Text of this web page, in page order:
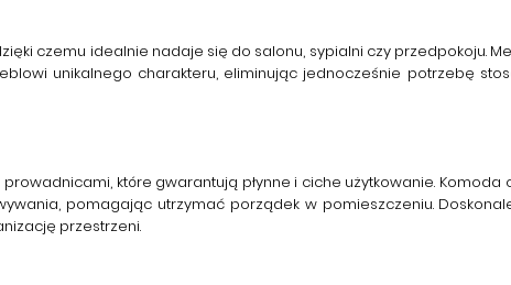
czemu idealnie nadaje się do salonu, sypialni czy przedpokoju.
unikalnego charakteru, eliminując jednocześnie potrzebę
które gwarantują płynne i ciche użytkowanie. Komoda
pomagając utrzymać porządek w pomieszczeniu.
przestrzeni.